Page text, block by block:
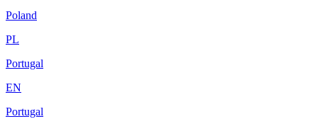
Poland
PL
Portugal
EN
Portugal